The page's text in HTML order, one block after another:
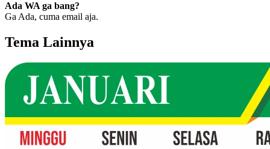
Ada WA ga bang?
Ga Ada, cuma email aja.
Tema Lainnya